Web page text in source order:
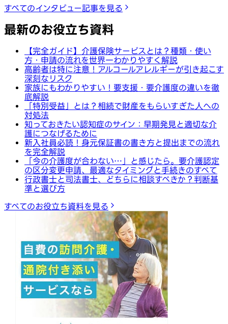
すべてのインタビュー記事を見る
最新のお役立ち資料
【完全ガイド】介護保険サービスとは？種類・使い
方・申請の流れを世界一わかりやすく解説
高齢者は特に注意！アルコールアレルギーが引き起こす
深刻なリスク
家族にもわかりやすい！要支援・要介護度の違いを徹
底解説
「特別受益」とは？相続で財産をもらいすぎた人への
対処法
知っておきたい認知症のサイン：早期発見と適切な介
護につなげるために
新入社員必読！身元保証書の書き方と提出までの流れ
を完全解説
「今の介護度が合わない…」と感じたら。要介護認定
の区分変更申請、最適なタイミングと手続きのすべて
行政書士と司法書士、どちらに相談すべきか？判断基
準と選び方
すべてのお役立ち資料を見る